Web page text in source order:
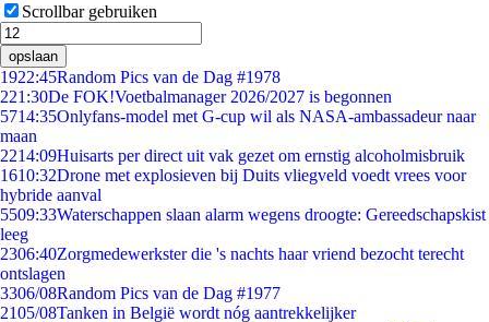
Scrollbar gebruiken
opslaan
1922:45Random Pics van de Dag #1978
221:30De FOK!Voetbalmanager 2026/2027 is begonnen
5714:35Onlyfans-model met G-cup wil als NASA-ambassadeur naar
maan
2214:09Huisarts per direct uit vak gezet om ernstig alcoholmisbruik
1610:32Drone met explosieven bij Duits vliegveld voedt vrees voor
hybride aanval
5509:33Waterschappen slaan alarm wegens droogte: Gereedschapskist
leeg
2306:40Zorgmedewerkster die 's nachts haar vriend bezocht terecht
ontslagen
3306/08Random Pics van de Dag #1977
2105/08Tanken in België wordt nóg aantrekkelijker